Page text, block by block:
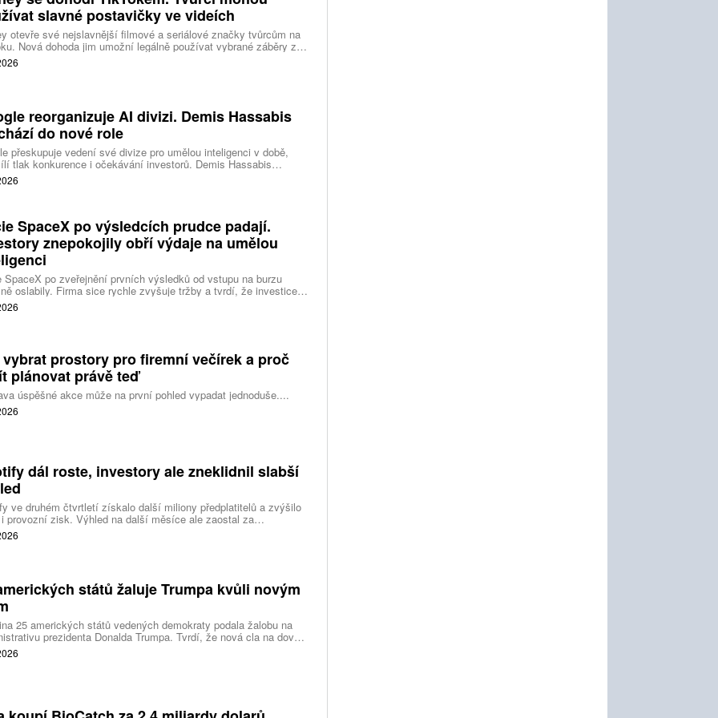
slavné postavičky ve videích
otevře své nejslavnější filmové a seriálové značky tvůrcům na
Nová dohoda jim umožní legálně používat vybrané záběry z
studia a sdílet vlastní videa také na platformě Disney Verts.
reorganizuje AI divizi. Demis Hassabis
do nové role
přeskupuje vedení své divize pro umělou inteligenci v době,
tlak konkurence i očekávání investorů. Demis Hassabis
každodenní řízení DeepMind a zaměří se na vývoj pokročilé
inteligence i její dopad na společnost.
SpaceX po výsledcích prudce padají.
znepokojily obří výdaje na umělou
SpaceX po zveřejnění prvních výsledků od vstupu na burzu
oslabily. Firma sice rychle zvyšuje tržby a tvrdí, že investice
inteligence se vracejí mnohem rychleji než dříve, investoři ale
zda je tempo rekordních výdajů dlouhodobě udržitelné.
prostory pro firemní večírek a proč
plánovat právě teď
úspěšné akce může na první pohled vypadat jednoduše....
dál roste, investory ale zneklidnil slabší
ve druhém čtvrtletí získalo další miliony předplatitelů a zvýšilo
provozní zisk. Výhled na další měsíce ale zaostal za
a ukázal, že další růst bude vyžadovat vyšší výdaje na
nové služby a umělou inteligenci.
států žaluje Trumpa kvůli novým
25 amerických států vedených demokraty podala žalobu na
prezidenta Donalda Trumpa. Tvrdí, že nová cla na dovoz
zemí překračují pravomoci prezidenta a obcházejí předchozí
amerických soudů.